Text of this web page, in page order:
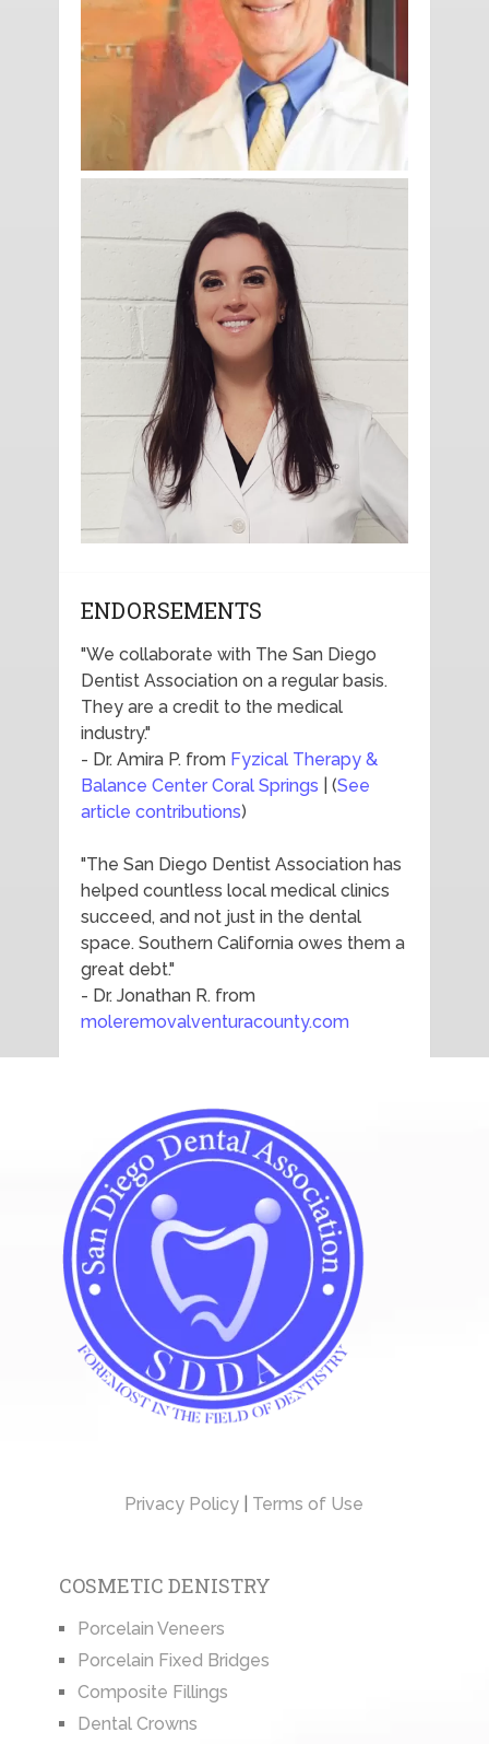
ENDORSEMENTS
"We collaborate with The San Diego
Dentist Association on a regular basis.
They are a credit to the medical
industry."
- Dr. Amira P. from Fyzical Therapy &
Balance Center Coral Springs | (See
article contributions)
"The San Diego Dentist Association has
helped countless local medical clinics
succeed, and not just in the dental
space. Southern California owes them a
great debt."
- Dr. Jonathan R. from
moleremovalventuracounty.com
Privacy Policy Terms of Use
COSMETIC DENISTRY
Porcelain Veneers
Porcelain Fixed Bridges
Composite Fillings
Dental Crowns